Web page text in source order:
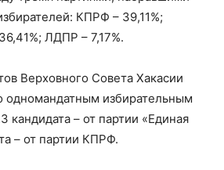
КПРФ – 39,11%;
ЛДПР – 7,17%.
Верховного Совета Хакасии
одномандатным избирательным
кандидата – от партии «Единая
– от партии КПРФ.